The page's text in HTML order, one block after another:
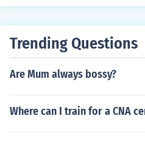
Trending Questions
Are Mum always bossy?
Where can I train for a CNA